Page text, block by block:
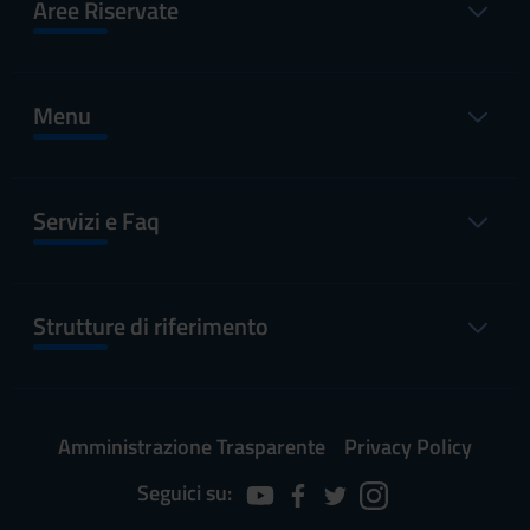
Aree Riservate
Menu
Servizi e Faq
Strutture di riferimento
Amministrazione Trasparente
Privacy Policy
Seguici su: